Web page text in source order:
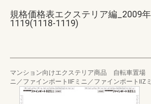
規格価格表エクステリア編_2009
1119(1118-1119)
マンション向けエクステリア商品 自転車置場
ニ／ファインポートⅡFミニ／ファインポートⅡZ